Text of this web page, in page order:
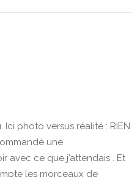
photo versus réalité : RIEN
une
avec ce que j’attendais . Et
les morceaux de